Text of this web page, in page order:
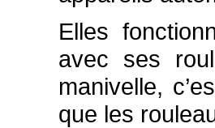
Elles
avec ses
manivelle,
que les